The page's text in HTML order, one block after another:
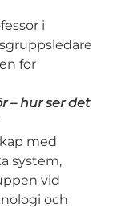
i
för
– hur ser det
med
system,
vid
och